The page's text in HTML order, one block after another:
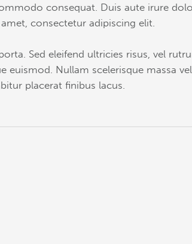
consequat. Duis aute irure
consectetur adipiscing elit.
Sed eleifend ultricies risus, vel
euismod. Nullam scelerisque massa
placerat finibus lacus.